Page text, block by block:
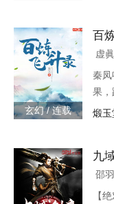
玄幻 / 连载
百
虚眞
秦
果，
赋
煅玉
九
邵羽
【